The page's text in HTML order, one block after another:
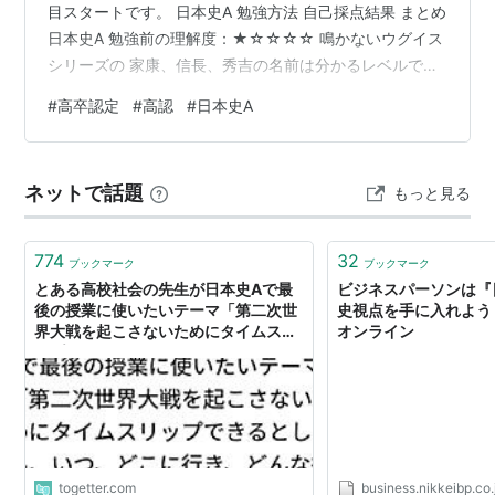
目スタートです。 日本史A 勉強方法 自己採点結果 まとめ
日本史A 勉強前の理解度：★☆☆☆☆ 鳴かないウグイス
シリーズの 家康、信長、秀吉の名前は分かるレベルで
何年に何があった、誰が何した等 過去授業で習ったこと
は 一切記憶にありませんでした。 勉強方法 YouTube、
何も覚えていなかったので 数あるYouTubeの中から 近代
史を中心に見ました。 世界史にも共…
#高卒認定 #高認 #日本史A
ネットで話題 もっと見る
774 ブックマーク
とある高校社会の先生が日本史Aで最
後の授業に使いたいテーマ「第二次世
界大戦を起こさないためにタイムスリ
き、どんな行動をしますか？」
togetter.com
32 ブックマーク
ビジネスパーソンは
史視点を手に入れよ
オンライン